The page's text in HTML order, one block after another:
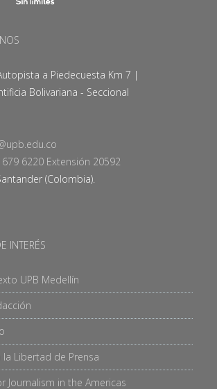
a Piedecuesta Km 7 |
Bolivariana - Seccional
679 6220 Extensión 20592
(Colombia).
INTERÉS
UPB Medellín
Libertad de Prensa
Journalism in the Americas